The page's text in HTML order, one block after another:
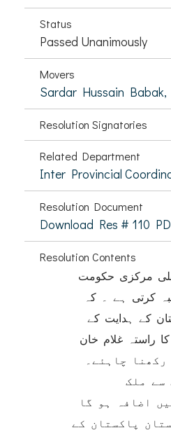
Status
Passed Unanimously
Movers
Sardar Hussain Babak,
Resolution Signatories
Related Department
Inter Provincial
Resolution Document
Download Res # 110
Resolution Contents
مرکزی حکومت
کرتی ہے ۔ کہ
کے ہدایت کے
راستہ غلام خان
رکھنا چاہئے۔
سے ملک
اضافہ ہو گا
پاکستان کے